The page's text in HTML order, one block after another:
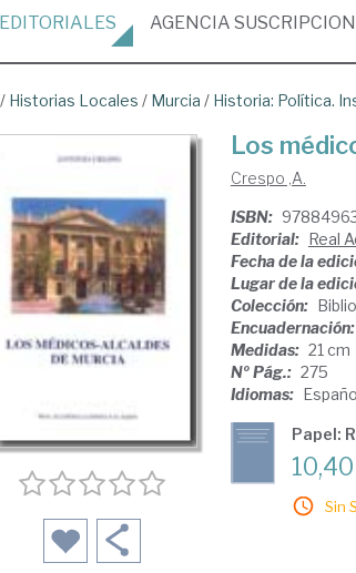
EDITORIALES AGENCIA
/ Historias Locales / Murcia / Historia: Política.
Los
Crespo ,A.
ISBN:
Editorial: Real
Fecha de la
Lugar de la
Colección:
Encuadernación:
Medidas: 21 cm
Nº Pág.: 275
Idiomas:
Papel:
Sin